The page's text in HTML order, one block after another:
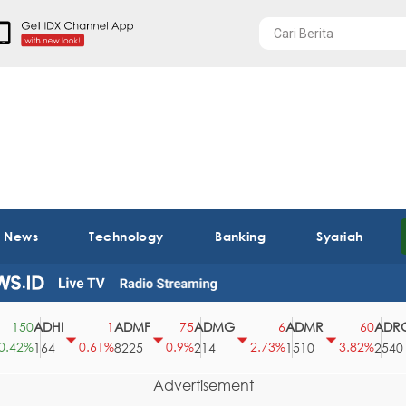
Technology Banking Syariah
ADHI
164
0.61%
ADMF
8225
0.9%
ADMG
214
2.73%
ADMR
1510
3.82%
ADRO
2540
Advertisement